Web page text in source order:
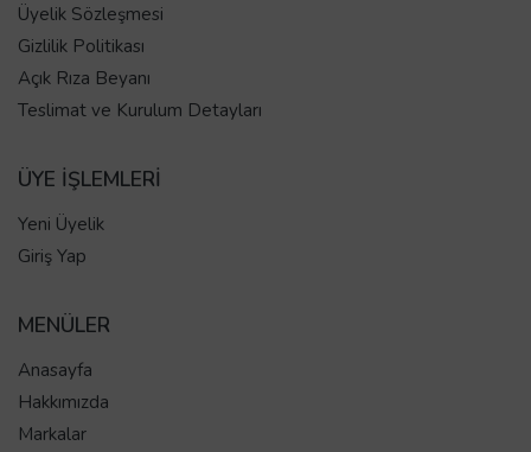
Üyelik Sözleşmesi
Gizlilik Politikası
Açık Rıza Beyanı
Teslimat ve Kurulum Detayları
ÜYE İŞLEMLERİ
Yeni Üyelik
Giriş Yap
MENÜLER
Anasayfa
Hakkımızda
Markalar